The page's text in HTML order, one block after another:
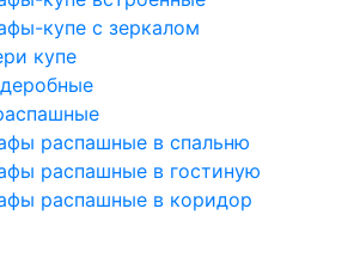
купе с зеркалом
купе
распашные в спальню
распашные в гостиную
распашные в коридор